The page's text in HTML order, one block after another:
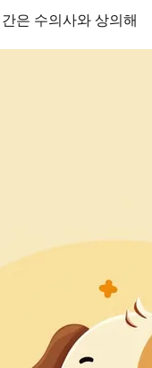
은 수의사와 상의해